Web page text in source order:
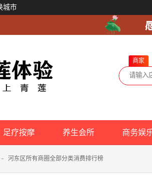
城市
商家
足疗按摩 养生会所 商务娱
- 河东区所有商圈全部分类消费排行榜